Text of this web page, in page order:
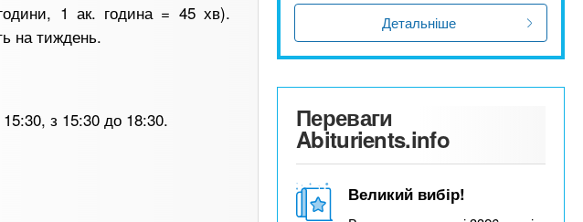
1 ак. година = 45 хв).
на тиждень.
з 15:30 до 18:30.
Детальніше
Переваги
Abiturients.info
Великий вибір!